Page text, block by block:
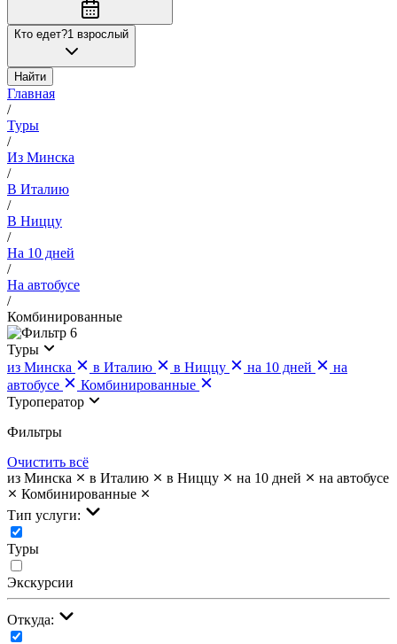
Кто едет?1 взрослый
Найти
Главная
/
Туры
/
Из Минска
/
В Италию
/
В Ниццу
/
На 10 дней
/
На автобусе
/
Комбинированные
6
Туры
из Минска
в Италию в Ниццу на 10 дней
на
автобусе
Комбинированные
Туроператор
Фильтры
Очистить всё
из Минска
в Италию в Ниццу на 10 дней
на автобусе
Комбинированные
Тип услуги:
Туры
Экскурсии
Откуда: